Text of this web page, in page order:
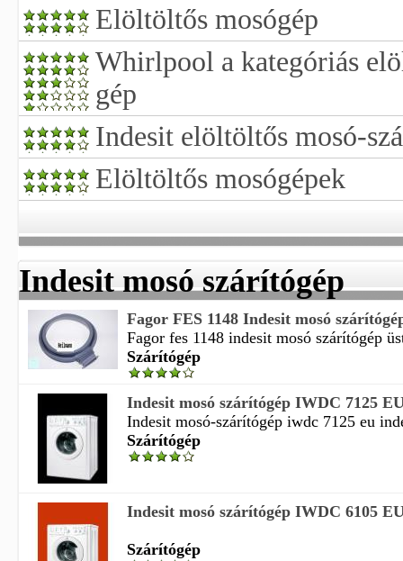
Elöltöltős mosógép
Whirlpool a kategóriás
gép
Indesit elöltöltős mosó-
Elöltöltős mosógépek
Indesit mosó szárítógép
Fagor FES 1148 Indesit mosó
Fagor fes 1148 indesit mosó szárítógép
Szárítógép
Indesit mosó szárítógép IWDC 7125
Indesit mosó-szárítógép iwdc 7125 eu
Szárítógép
Indesit mosó szárítógép IWDC 6105
Szárítógép